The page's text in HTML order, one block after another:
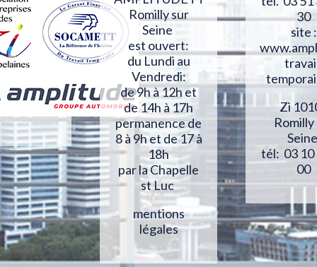
Romilly sur
Seine
est ouvert:
du Lundi au
Vendredi:
de 9h à 12h et
de 14h à 17h
permanence de
8 à 9h et de 17 à
18h
par la Chapelle
st Luc
mentions
légales
30
site :
Zi
tél: 03 10
00